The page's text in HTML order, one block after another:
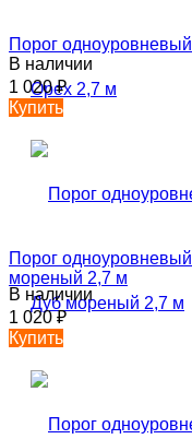
Порог
В наличии
1 020₽
Купить
Порог
мореный 2,7 м
В наличии
1 020₽
Купить